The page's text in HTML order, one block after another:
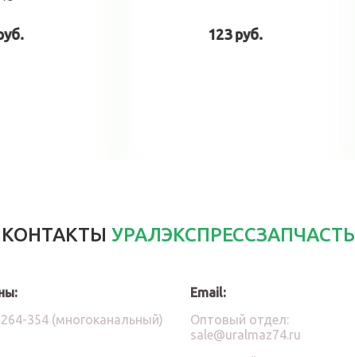
КОНТАКТЫ УРАЛЭКСПРЕССЗАПЧАСТЬ
354 (многоканальный)
Email:
Оптовый отдел:
sale@uralmaz74.ru